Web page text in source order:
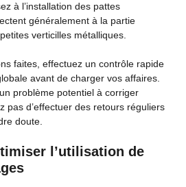
à l’installation des pattes
généralement à la partie
verticilles métalliques.
faites, effectuez un contrôle rapide
avant de charger vos affaires.
problème potentiel à corriger
pas d’effectuer des retours réguliers
doute.
l’utilisation de